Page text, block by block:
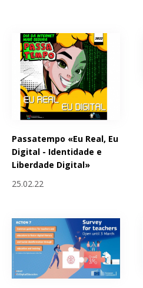
Passatempo «Eu Real, Eu
Digital - Identidade e
Liberdade Digital»
25.02.22